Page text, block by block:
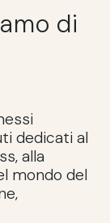
di
dedicati al
alla
mondo del